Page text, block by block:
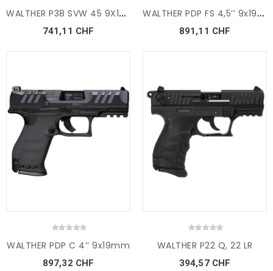
W
ALTHER P38 SVW 45 9X19mm...
741,11 CHF
W
ALTHER PDP FS 4,5’’ 9x19mm
891,11 CHF
WALTHER PDP C 4’’ 9x19mm
897,32 CHF
WALTHER P22 Q, 22 LR
394,57 CHF